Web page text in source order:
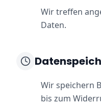
Wir treffen
Daten.
Wir speichern
bis zum